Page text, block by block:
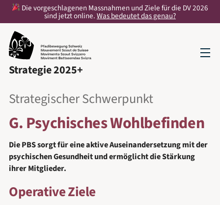
Die vorgeschlagenen Massnahmen und Ziele für die DV 2026
sind jetzt online.Was bedeutet das genau?
Strategie 2025+
Strategischer Schwerpunkt
G. Psychisches Wohlbefinden
Die PBS sorgt für eine aktive Auseinandersetzung mit der
psychischen Gesundheit und ermöglicht die Stärkung
ihrer Mitglieder.
Operative Ziele